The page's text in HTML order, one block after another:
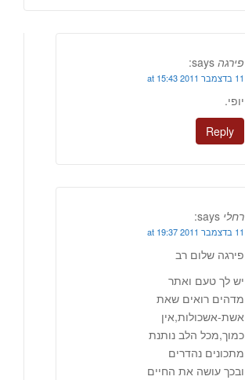
פירגה says:
11 בדצמבר 2011 at 15:43
יופי.
Reply
רחלי says:
11 בדצמבר 2011 at 19:37
פירגה שלום רב
יש לך טעם ואתר
מדהים רואים שאת
אשת-אשכולות,אין
כמוך,מכל הלב נותנת
מתכונים נהדרים
ובכך עושה את החיים